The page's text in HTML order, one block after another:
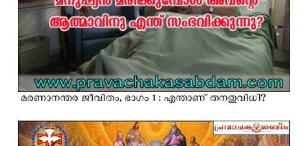
മരണാനന്തര ജീവിതം, ഭാഗം 1 : എന്താണ് തനതുവിധി?